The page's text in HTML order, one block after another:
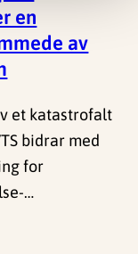
en
av
et katastrofalt
bidrar med
for
…